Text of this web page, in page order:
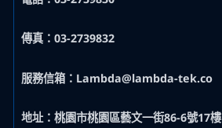
傳真：03-2739832
服務信箱：Lambda@lambda-tek.co
地址：桃園市桃園區藝文一街86-6號17樓